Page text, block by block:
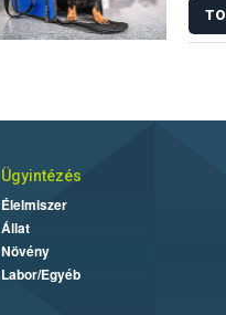
Ügyintézés
Élelmiszer
Állat
Növény
Labor/Egyéb